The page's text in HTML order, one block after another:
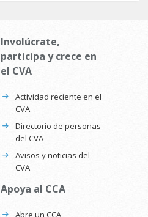
Involúcrate,
participa y crece en
el CVA
Actividad reciente en el
CVA
Directorio de personas
del CVA
Avisos y noticias del
CVA
Apoya al CCA
Abre un CCA